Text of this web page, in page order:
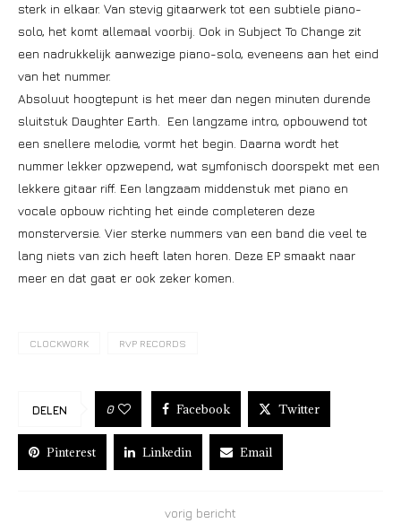
sterk in elkaar. Van stevig gitaarwerk tot een subtiele piano-
solo, het komt allemaal voorbij. Ook in Subject To Change zit
een nadrukkelijk aanwezige piano-solo, eveneens aan het eind
van het nummer.
Absoluut hoogtepunt is het meer dan negen minuten durende
sluitstuk Daughter Earth. Een langzame intro, opbouwend tot
een snellere melodie, vormt het begin. Daarna wordt het
nummer lekker opzwepend, wat symfonisch doorspekt met een
lekkere gitaar riff. Een langzaam middenstuk met piano en
vocale opbouw richting het einde completeren deze
monsterversie. Vier sterke nummers van een band die veel te
lang niets van zich heeft laten horen. Deze EP smaakt naar
meer en dat gaat er ook zeker komen.
CLOCKWORK RVP RECORDS
DELEN 0 Facebook Twitter
Pinterest Linkedin Email
vorig bericht